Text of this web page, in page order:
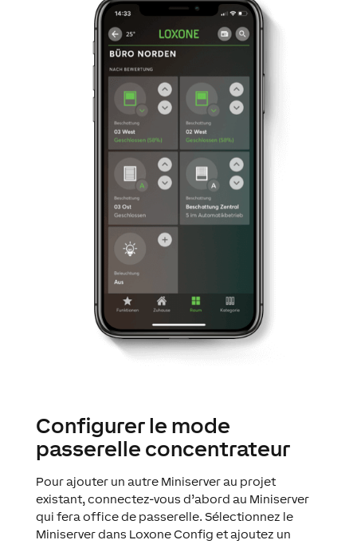
Configurer le mode
passerelle concentrateur
Pour ajouter un autre Miniserver au projet
existant, connectez-vous d’abord au Miniserver
qui fera office de passerelle. Sélectionnez le
Miniserver dans Loxone Config et ajoutez un